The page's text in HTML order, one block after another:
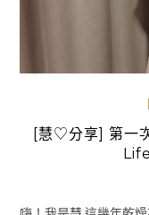
[慧♡分享] 第一